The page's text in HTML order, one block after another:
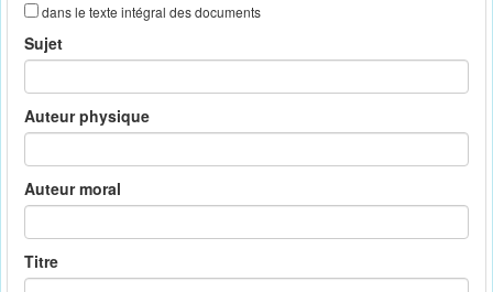
dans le texte intégral des documents
Sujet
Auteur physique
Auteur moral
Titre